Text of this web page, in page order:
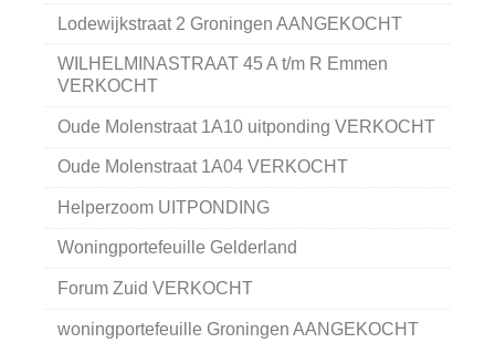
Lodewijkstraat 2 Groningen AANGEKOCHT
WILHELMINASTRAAT 45 A t/m R Emmen
VERKOCHT
Oude Molenstraat 1A10 uitponding VERKOCHT
Oude Molenstraat 1A04 VERKOCHT
Helperzoom UITPONDING
Woningportefeuille Gelderland
Forum Zuid VERKOCHT
woningportefeuille Groningen AANGEKOCHT